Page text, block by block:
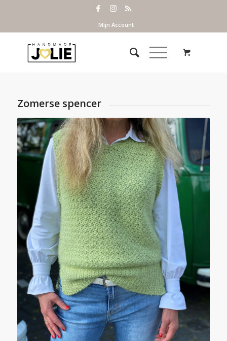
Mijn Account
Zomerse spencer